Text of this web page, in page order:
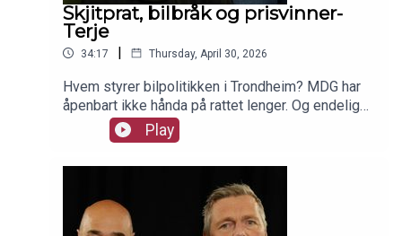
Skjitprat, bilbråk og prisvinner-
Terje
34:17 | Thursday, April 30, 2026
Hvem styrer bilpolitikken i Trondheim? MDG har
åpenbart ikke hånda på rattet lenger. Og endelig
er det en fridag igjen. I studio er politisk redaktør
Siv Sandvik, sylfersk prisvinner Terje Eidsvåg og
journalist Roy Tommy Bråten.
Play